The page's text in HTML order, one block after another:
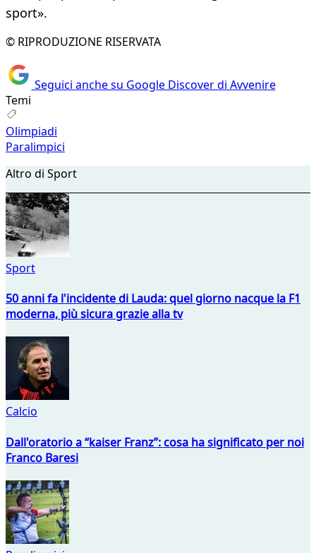
sport».
© RIPRODUZIONE RISERVATA
Seguici anche su Google Discover di Avvenire
Temi
Olimpiadi
Paralimpici
Altro di Sport
Sport
50 anni fa l'incidente di Lauda: quel giorno nacque la F1
moderna, più sicura grazie alla tv
Calcio
Dall'oratorio a “kaiser Franz”: cosa ha significato per noi
Franco Baresi